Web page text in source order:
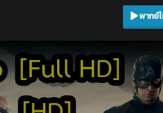
พากย์